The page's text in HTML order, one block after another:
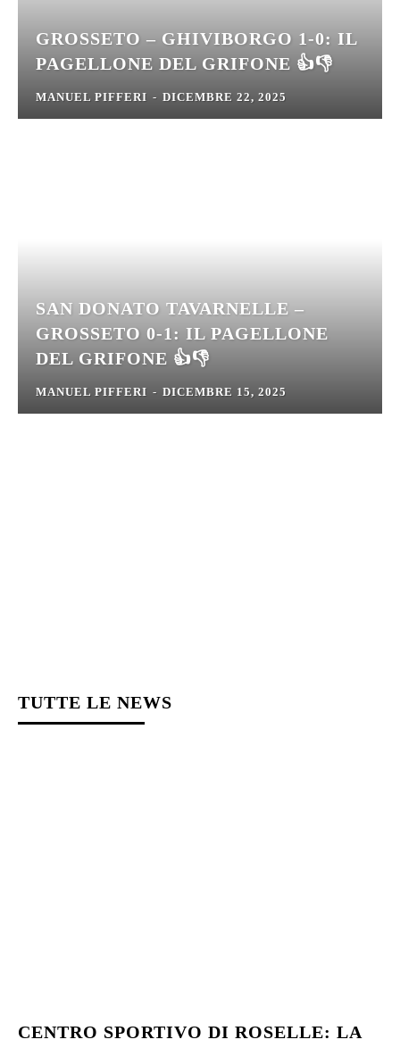
GROSSETO – GHIVIBORGO 1-0: IL
PAGELLONE DEL GRIFONE 👍👎
MANUEL PIFFERI - DICEMBRE 22, 2025
SAN DONATO TAVARNELLE –
GROSSETO 0-1: IL PAGELLONE
DEL GRIFONE 👍👎
MANUEL PIFFERI - DICEMBRE 15, 2025
TUTTE LE NEWS
CENTRO SPORTIVO DI ROSELLE: LA